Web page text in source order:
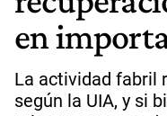
en
La actividad fabril
según la UIA, y si